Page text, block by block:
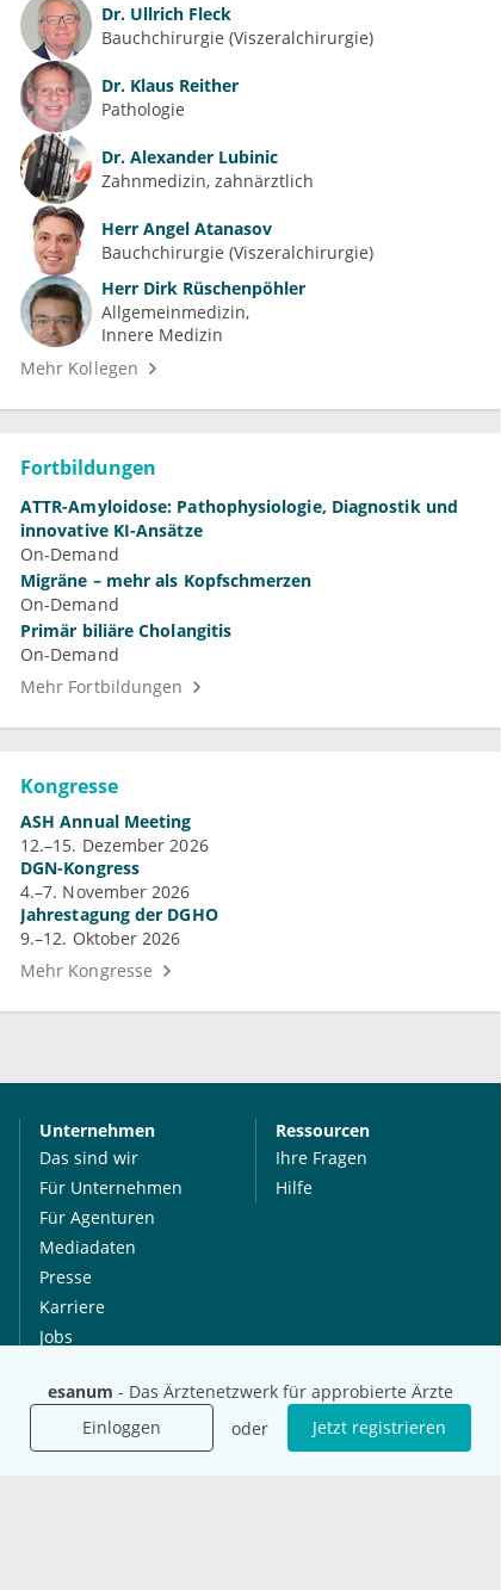
esanum - Das Ärztenetzwerk für approbierte Ärzte
Einloggen
oder Jetzt registrieren
Dr. Ullrich Fleck
Bauchchirurgie (Viszeralchirurgie)
Dr. Klaus Reither
Pathologie
Dr. Alexander Lubinic
Zahnmedizin, zahnärztlich
Herr Angel Atanasov
Bauchchirurgie (Viszeralchirurgie)
Herr Dirk Rüschenpöhler
Allgemeinmedizin
Innere Medizin
Mehr Kollegen
Fortbildungen
ATTR-Amyloidose: Pathophysiologie, Diagnostik und
innovative KI-Ansätze
On-Demand
Migräne – mehr als Kopfschmerzen
On-Demand
Primär biliäre Cholangitis
On-Demand
Mehr Fortbildungen
Kongresse
ASH Annual Meeting
12.–15. Dezember 2026
DGN-Kongress
4.–7. November 2026
Jahrestagung der DGHO
9.–12. Oktober 2026
Mehr Kongresse
Unternehmen
Das sind wir
Für Unternehmen
Für Agenturen
Mediadaten
Presse
Karriere
Jobs
Ressourcen
Ihre Fragen
Hilfe
International
esanum.it
esanum.com
Social Media
Youtube
Twitter